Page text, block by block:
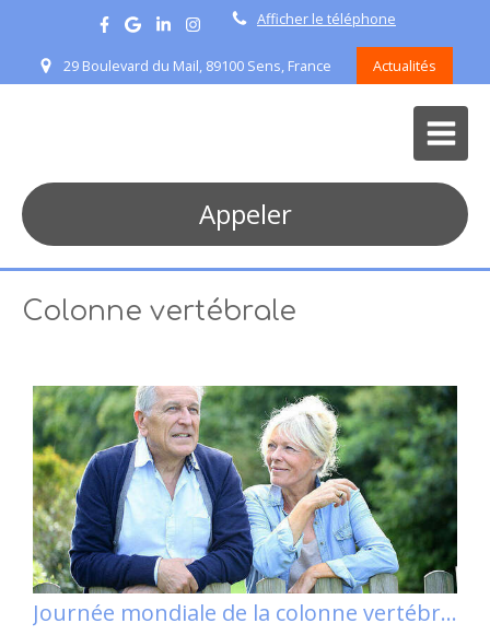
Afficher le téléphone
29 Boulevard du Mail, 89100 Sens, France Actualités
Appeler
Colonne vertébrale
Journée mondiale de la colonne vertébrale 2015 : les seniors à l’honneur